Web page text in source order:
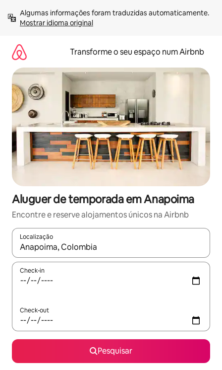
para
Mostrar idioma original
Transforme o seu espaço num Airbnb
Aluguer de temporada em Anapoima
Encontre e reserve alojamentos únicos na Airbnb
Localização
Quando os resultados estiverem disponíveis, navegue com
Check-in
Check-out
Pesquisar